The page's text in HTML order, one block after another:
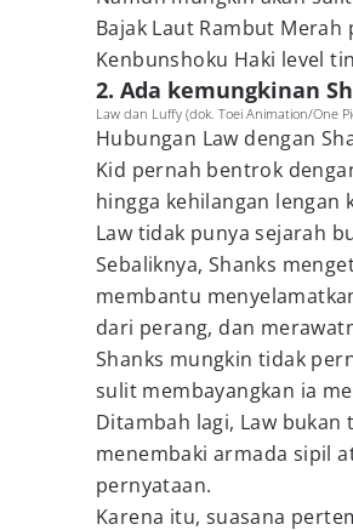
Bajak Laut Rambut Merah
Kenbunshoku Haki level
2. Ada kemungkinan
Law dan Luffy (dok. Toei Animation/One
Hubungan Law dengan
Kid pernah bentrok
hingga kehilangan lengan
Law tidak punya sejarah
Sebaliknya, Shanks
membantu
dari perang, dan
Shanks mungkin tidak
sulit membayangkan ia
Ditambah lagi, Law bukan
menembaki armada sipil
pernyataan.
Karena itu, suasana